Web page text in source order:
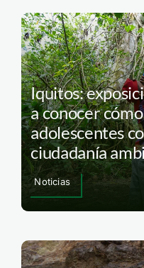
Iquitos:
a conocer
adolescentes
ciudadanía
Noticias